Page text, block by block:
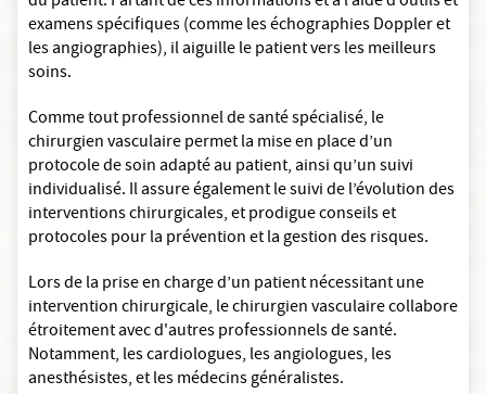
examens spécifiques (comme les échographies Doppler et
les angiographies), il aiguille le patient vers les meilleurs
soins.
Comme tout professionnel de santé spécialisé, le
chirurgien vasculaire permet la mise en place d’un
protocole de soin adapté au patient, ainsi qu’un suivi
individualisé. Il assure également le suivi de l’évolution des
interventions chirurgicales, et prodigue conseils et
protocoles pour la prévention et la gestion des risques.
Lors de la prise en charge d’un patient nécessitant une
intervention chirurgicale, le chirurgien vasculaire collabore
étroitement avec d'autres professionnels de santé.
Notamment, les cardiologues, les angiologues, les
anesthésistes, et les médecins généralistes.